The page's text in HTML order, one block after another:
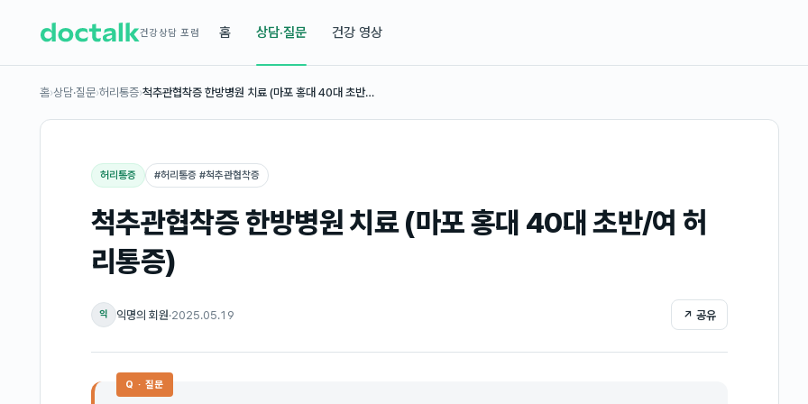
건강상담 포럼 홈 상담·질문 건강 영상
홈›상담·질문›허리통증›척추관협착증 한방병원 치료 (마포 홍대 40대 초반…
허리통증 #허리통증 #척추관협착증
척추관협착증 한방병원 치료 (마포 홍대 40대 초반/여 허
리통증)
익 익명의 회원·2025.05.19 ↗ 공유
Q · 질문